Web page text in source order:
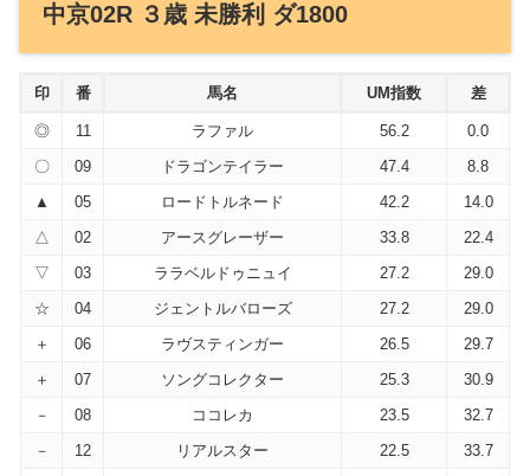
中京02R ３歳 未勝利 ダ1800
印 番 馬名 UM指数 差
◎ 11 ラファル 56.2
0.0
〇
09 ドラゴンテイラー 47.4
8.8
▲
05 ロードトルネード 42.2
14.0
△
02 アースグレーザー 33.8
22.4
▽
03 ララベルドゥニュイ 27.2
29.0
☆
04 ジェントルバローズ 27.2
29.0
＋
06 ラヴスティンガー 26.5
29.7
＋
07 ソングコレクター 25.3
30.9
－
08 ココレカ 23.5
32.7
－
12 リアルスター 22.5
33.7